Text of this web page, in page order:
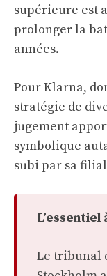
supérieure est
prolonger la
années.
Pour Klarna,
stratégie de
jugement
symbolique
subi par sa
Le tribunal